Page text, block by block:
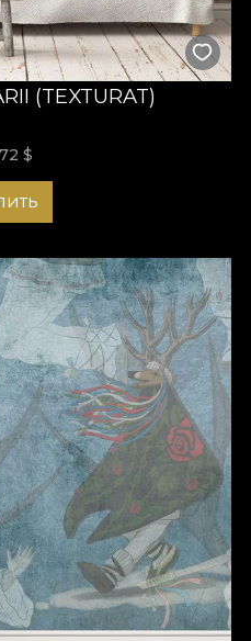
(TEXTURAT)
$